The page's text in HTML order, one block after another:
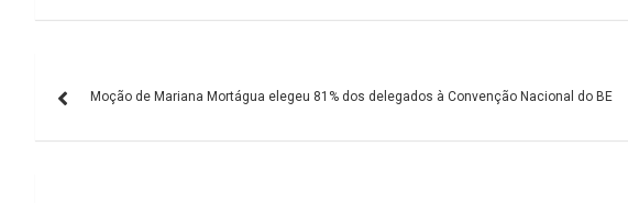
de
Moção de Mariana Mortágua elegeu 81% dos delegados à Convenção Nacional do BE